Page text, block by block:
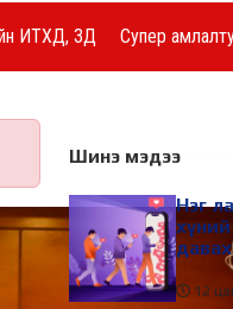
ИТХД, ЗД Супер
Шинэ мэдээ
Нэг
12